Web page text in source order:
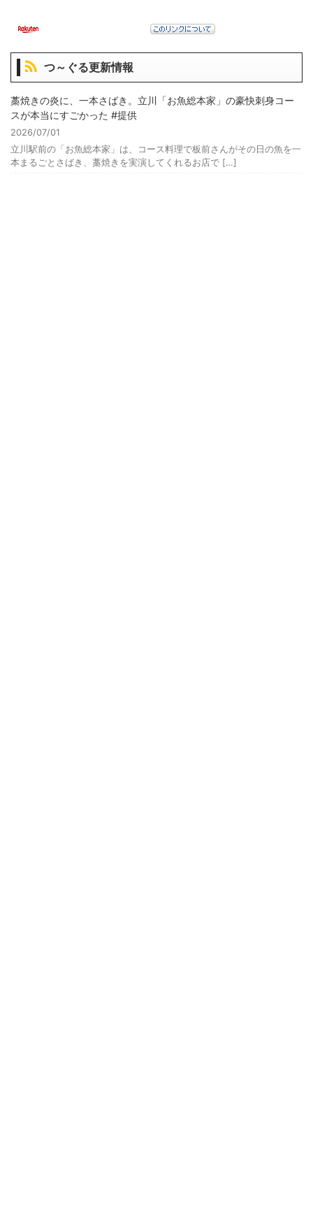
つ～ぐる更新情報
藁焼きの炎に、一本さばき。立川「お魚総本家」の豪快刺身コー
スが本当にすごかった #提供
2026/07/01
立川駅前の「お魚総本家」は、コース料理で板前さんがその日の魚を一
本まるごとさばき、藁焼きを実演してくれるお店で […]